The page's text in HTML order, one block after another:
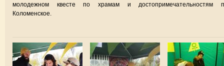
молодежном квесте по храмам и достопримечательностям
Коломенское.